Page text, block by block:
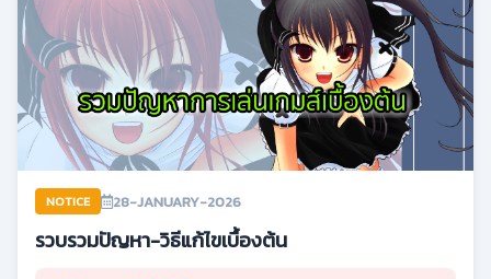
NOTICE 28-JANUARY-2026
รวบรวมปัญหา-วิธีแก้ไขเบื้องต้น